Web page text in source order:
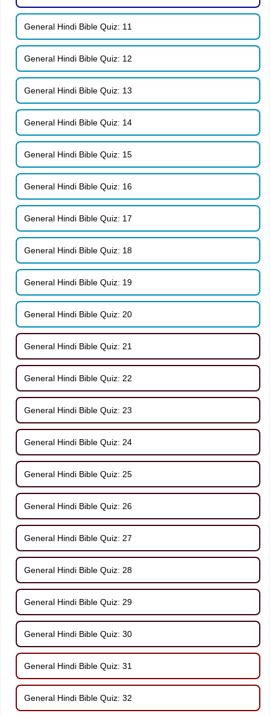
General Hindi Bible Quiz: 11
General Hindi Bible Quiz: 12
General Hindi Bible Quiz: 13
General Hindi Bible Quiz: 14
General Hindi Bible Quiz: 15
General Hindi Bible Quiz: 16
General Hindi Bible Quiz: 17
General Hindi Bible Quiz: 18
General Hindi Bible Quiz: 19
General Hindi Bible Quiz: 20
General Hindi Bible Quiz: 21
General Hindi Bible Quiz: 22
General Hindi Bible Quiz: 23
General Hindi Bible Quiz: 24
General Hindi Bible Quiz: 25
General Hindi Bible Quiz: 26
General Hindi Bible Quiz: 27
General Hindi Bible Quiz: 28
General Hindi Bible Quiz: 29
General Hindi Bible Quiz: 30
General Hindi Bible Quiz: 31
General Hindi Bible Quiz: 32